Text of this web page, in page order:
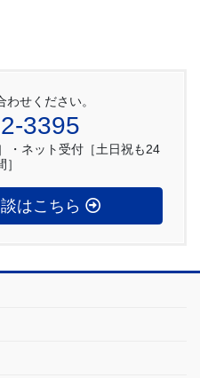
せください。
3395
・ネット受付［土日祝も24
］
はこちら